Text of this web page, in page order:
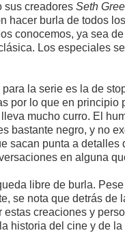
sus creadores Seth
hacer burla de todos
conocemos, ya sea
Los especiales
la serie es la de
por lo que en principio
mucho curro. El
bastante negro, y no
sacan punta a detalles
en alguna
libre de burla.
se nota que detrás de
estas creaciones y
historia del cine y de la